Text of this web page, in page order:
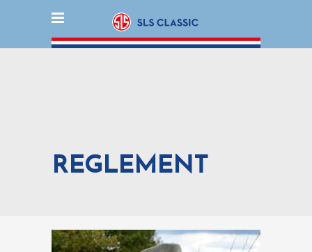
REGLEMENT